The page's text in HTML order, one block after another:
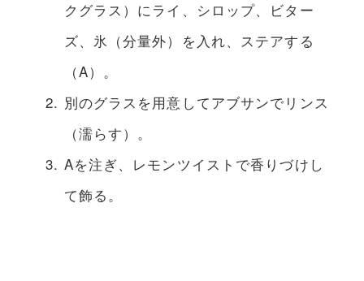
クグラス）にライ、シロップ、ビター
ズ、氷（分量外）を入れ、ステアする
（A）。
別のグラスを用意してアブサンでリンス
（濡らす）。
Aを注ぎ、レモンツイストで香りづけし
て飾る。